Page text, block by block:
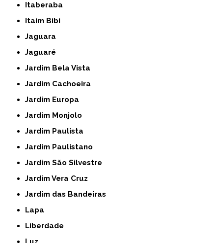
Itaberaba
Itaim Bibi
Jaguara
Jaguaré
Jardim Bela Vista
Jardim Cachoeira
Jardim Europa
Jardim Monjolo
Jardim Paulista
Jardim Paulistano
Jardim São Silvestre
Jardim Vera Cruz
Jardim das Bandeiras
Lapa
Liberdade